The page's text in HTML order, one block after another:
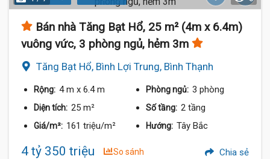
Bán nhà Tăng Bạt Hổ, 25 m² (4m x 6.4m)
vuông vức, 3 phòng ngủ, hẻm 3m
Tăng Bạt Hổ, Bình Lợi Trung, Bình Thạnh
Rộng: 4 m x 6.4 m Phòng ngủ: 3 phòng
Diện tích: 25 m² Số tầng: 2 tầng
Giá/m²: 161 triệu/m² Hướng: Tây Bắc
4 tỷ 350 triệu So sánh Chia sẻ